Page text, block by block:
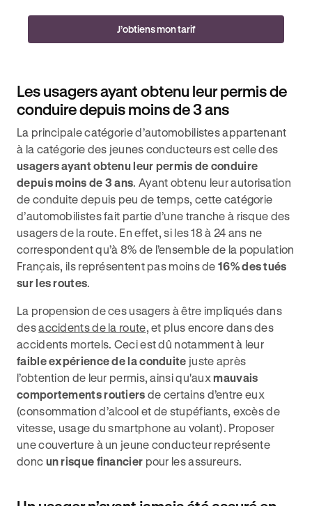
J’obtiens mon tarif
Les usagers ayant obtenu leur permis de
conduire depuis moins de 3 ans
La principale catégorie d’automobilistes appartenant
à la catégorie des jeunes conducteurs est celle des
usagers ayant obtenu leur permis de conduire
depuis moins de 3 ans. Ayant obtenu leur autorisation
de conduite depuis peu de temps, cette catégorie
d’automobilistes fait partie d’une tranche à risque des
usagers de la route. En effet, si les 18 à 24 ans ne
correspondent qu’à 8% de l’ensemble de la population
Français, ils représentent pas moins de16% des tués
sur les routes.
La propension de ces usagers à être impliqués dans
desaccidents de la route, et plus encore dans des
accidents mortels. Ceci est dû notamment à leur
faible expérience de la conduite juste après
l’obtention de leur permis, ainsi qu'auxmauvais
comportements routiers de certains d’entre eux
(consommation d’alcool et de stupéfiants, excès de
vitesse, usage du smartphone au volant). Proposer
une couverture à un jeune conducteur représente
donc un risque financier pour les assureurs.